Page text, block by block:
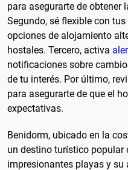
para asegurarte de obtener
Segundo, sé flexible con
opciones de alojamiento
hostales. Tercero, activa
notificaciones sobre
de tu interés. Por último,
para asegurarte de que el
expectativas.
Benidorm, ubicado en la
un destino turístico popular
impresionantes playas y